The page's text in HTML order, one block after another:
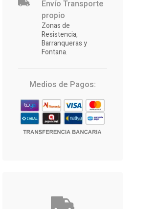
Envío Transporte
propio
Zonas de
Resistencia,
Barranqueras y
Fontana.
Medios de Pagos: